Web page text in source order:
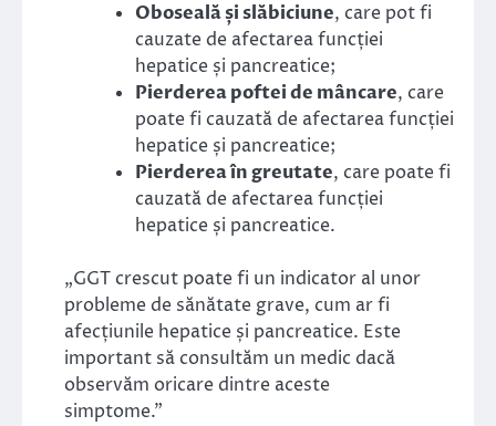
Oboseală și slăbiciune, care pot fi
cauzate de afectarea funcției
hepatice și pancreatice;
Pierderea poftei de mâncare, care
poate fi cauzată de afectarea funcției
hepatice și pancreatice;
Pierderea în greutate, care poate fi
cauzată de afectarea funcției
hepatice și pancreatice.
„GGT crescut poate fi un indicator al unor
probleme de sănătate grave, cum ar fi
afecțiunile hepatice și pancreatice. Este
important să consultăm un medic dacă
observăm oricare dintre aceste
simptome.”